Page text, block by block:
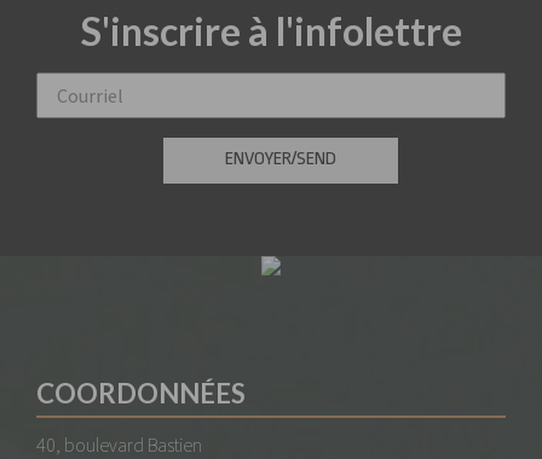
S'inscrire à l'infolettre
COORDONNÉES
40, boulevard Bastien